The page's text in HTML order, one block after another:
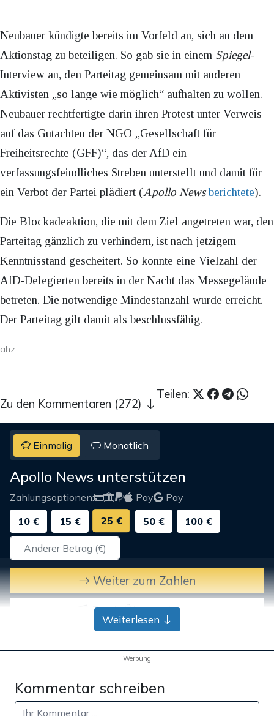
Neubauer kündigte bereits im Vorfeld an, sich an dem
Aktionstag zu beteiligen. So gab sie in einem Spiegel-
Interview an, den Parteitag gemeinsam mit anderen
Aktivisten „so lange wie möglich“ aufhalten zu wollen.
Neubauer rechtfertigte darin ihren Protest unter Verweis
auf das Gutachten der NGO „Gesellschaft für
Freiheitsrechte (GFF)“, das der AfD ein
verfassungsfeindliches Streben unterstellt und damit für
ein Verbot der Partei plädiert (Apollo News berichtete).
Die Blockadeaktion, die mit dem Ziel angetreten war, den
Parteitag gänzlich zu verhindern, ist nach jetzigem
Kenntnisstand gescheitert. So konnte eine Vielzahl der
AfD-Delegierten bereits in der Nacht das Messegelände
betreten. Die notwendige Mindestanzahl wurde erreicht.
Der Parteitag gilt damit als beschlussfähig.
ahz
Teilen:
Zu den Kommentaren (272)
Einmalig Monatlich
Apollo News unterstützen
Zahlungsoptionen: Pay
Pay
10 €
15 € 25 € 50 € 100 €
Weiter zum Zahlen
Bank-Überweisung
Weiterlesen
Werbung
Kommentar schreiben